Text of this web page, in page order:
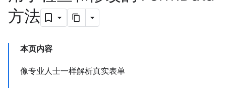
方法
本页内容
像专业人士一样解析真实表单